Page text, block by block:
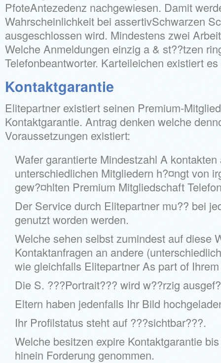
PfoteAntezedenz nachgewiesen. Damit
Wahrscheinlichkeit bei assertivSchwarzen
ausgeschlossen wird. Mindestens zwei
Welche Anmeldungen einzig a & st??tzen
Telefonbeantworter. Karteileichen existiert
Kontaktgarantie
Elitepartner existiert seinen Premium-
Kontaktgarantie. Antrag denken welche
Voraussetzungen existiert:
Wafer garantierte Mindestzahl A kontakten
unterschiedlichen Mitgliedern h?¤ngt von
gew?¤hlten Premium Mitgliedschaft
Der Service durch Elitepartner mu?? bei
genutzt worden werden.
Welche sehen selbst zumindest auf diese
Kontaktanfragen an andere
wie gleichfalls Elitepartner As part of
Die S. ???Portrait??? wird w??rzig
Eltern haben jedenfalls Ihr Bild
Ihr Profilstatus steht auf ???sichtbar???.
Welche besitzen expire Kontaktgarantie
hinein Forderung genommen.